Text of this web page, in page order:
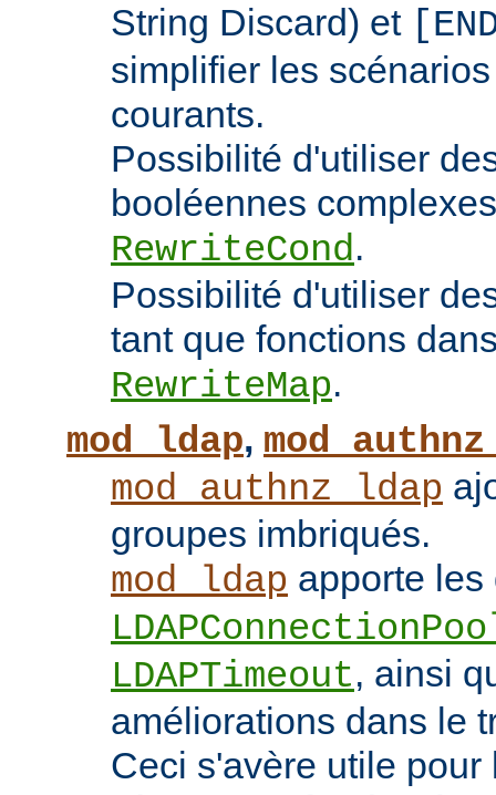
String Discard) et
simplifier les
courants.
Possibilité d'utiliser
booléennes
RewriteCond.
Possibilité d'utiliser
tant que fonctions
RewriteMap.
mod_ldap,
mod_authnz_ldap
groupes imbriqués.
mod_ldap apporte les
LDAPTimeout, ainsi
améliorations dans le
Ceci s'avère utile